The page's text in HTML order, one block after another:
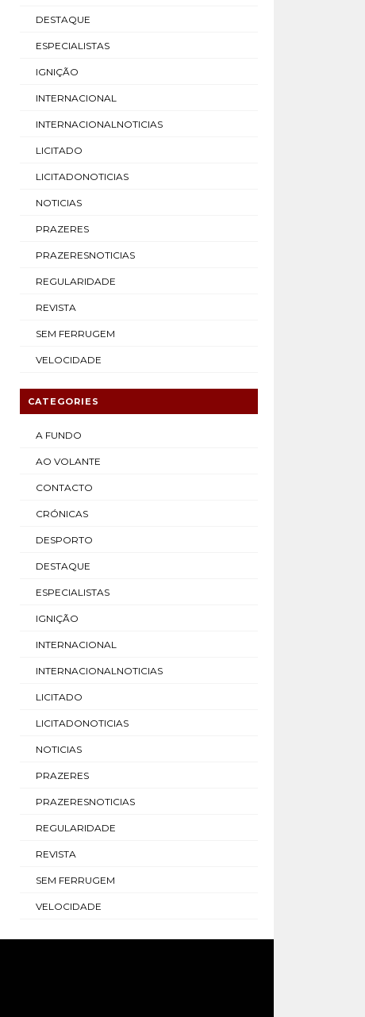
DESTAQUE
ESPECIALISTAS
IGNIÇÃO
INTERNACIONAL
INTERNACIONALNOTICIAS
LICITADO
LICITADONOTICIAS
NOTICIAS
PRAZERES
PRAZERESNOTICIAS
REGULARIDADE
REVISTA
SEM FERRUGEM
VELOCIDADE
CATEGORIES
A FUNDO
AO VOLANTE
CONTACTO
CRÓNICAS
DESPORTO
DESTAQUE
ESPECIALISTAS
IGNIÇÃO
INTERNACIONAL
INTERNACIONALNOTICIAS
LICITADO
LICITADONOTICIAS
NOTICIAS
PRAZERES
PRAZERESNOTICIAS
REGULARIDADE
REVISTA
SEM FERRUGEM
VELOCIDADE